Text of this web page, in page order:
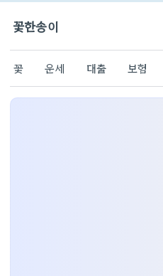
꽃한송이
꽃 운세 대출 보험